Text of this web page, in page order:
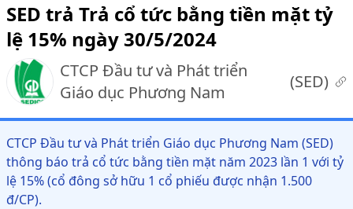
SED trả Trả cổ tức bằng tiền mặt tỷ
lệ 15% ngày 30/5/2024
CTCP Đầu tư và Phát triển
Giáo dục Phương Nam
(SED)
CTCP Đầu tư và Phát triển Giáo dục Phương Nam (SED)
thông báo trả cổ tức bằng tiền mặt năm 2023 lần 1 với tỷ
lệ 15% (cổ đông sở hữu 1 cổ phiếu được nhận 1.500
đ/CP).